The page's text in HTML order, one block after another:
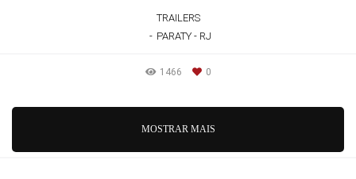
TRAILERS
PARATY - RJ
1466 0
MOSTRAR MAIS